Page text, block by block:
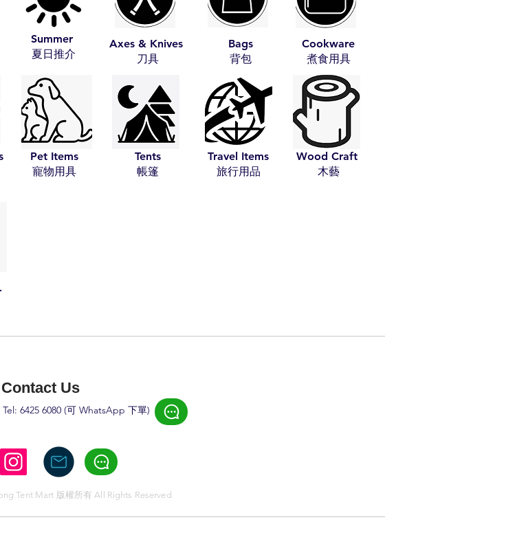
Summer
​夏日推介
Pet Items
​寵物用具
Axes & Knives
​刀具
Tents
​帳篷
Bags
​背包
Travel Items
​旅行用品
Cookware
​煮食用具
Wood Craft
​木藝
Contact Us
Tel: 6425 6080 (可 WhatsApp 下單)
Tent Mart 版權所有 All Rights Reserved